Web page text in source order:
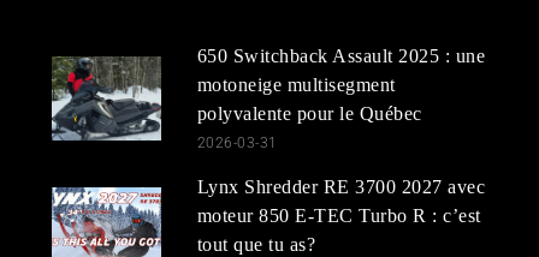
650 Switchback Assault 2025 : une
motoneige multisegment
polyvalente pour le Québec
2026-03-31
Lynx Shredder RE 3700 2027 avec
moteur 850 E-TEC Turbo R : c’est
tout que tu as?